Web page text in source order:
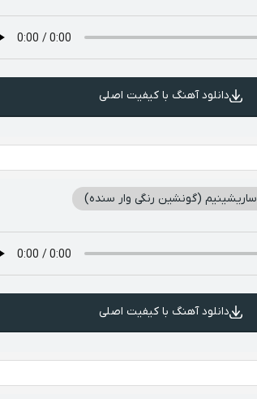
دانلود آهنگ با کیفیت اصلی
ساریشینیم (گونشین رنگی وار سنده)
دانلود آهنگ با کیفیت اصلی